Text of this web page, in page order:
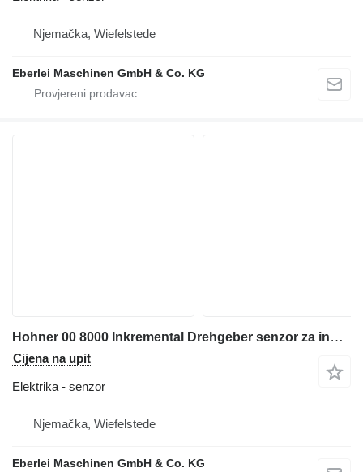
Njemačka, Wiefelstede
Eberlei Maschinen GmbH & Co. KG
Hohner 00 8000 Inkremental Drehgeber senzor za industrijske opreme
Cijena na upit
Elektrika - senzor
Njemačka, Wiefelstede
Eberlei Maschinen GmbH & Co. KG